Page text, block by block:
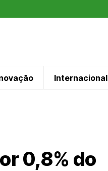
Internacional
0,8% do